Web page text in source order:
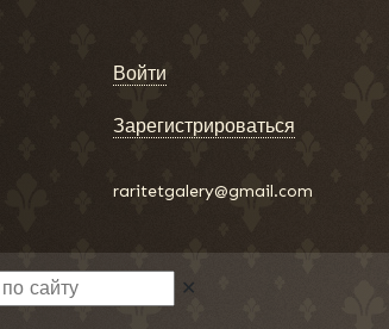
Войти
Зарегистрироваться
raritetgalery@gmail.com
✕